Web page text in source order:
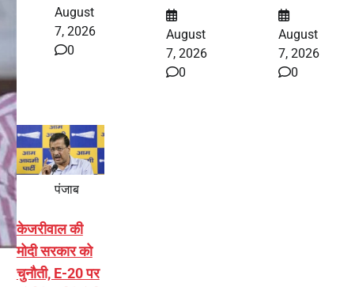
August
7, 2026
0
August
7, 2026
0
August
7, 2026
0
पंजाब
केजरीवाल की
मोदी सरकार को
चुनौती, E-20 पर